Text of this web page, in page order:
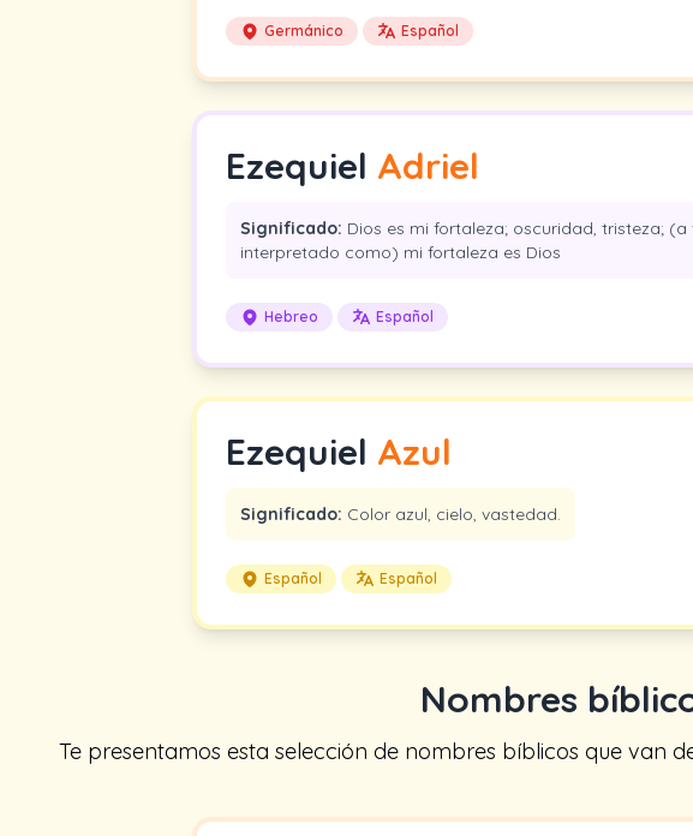
Germánico Español
Ezequiel Adriel
Significado: Dios es mi fortaleza; oscuridad, tristeza; (a
interpretado como) mi fortaleza es Dios
Hebreo Español
Ezequiel Azul
Significado: Color azul, cielo, vastedad.
Español Español
Nombres
Te presentamos esta selección de nombres bíblicos que van